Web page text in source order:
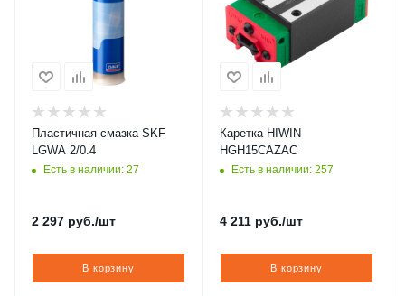
Пластичная смазка SKF
LGWA 2/0.4
Есть в наличии: 27
2 297 руб./шт
В корзину
Каретка HIWIN
HGH15CAZAC
Есть в наличии: 257
4 211 руб./шт
В корзину